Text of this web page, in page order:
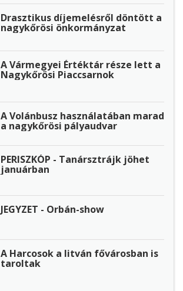
Drasztikus díjemelésről döntött a
nagykőrösi önkormányzat
A Vármegyei Értéktár része lett a
Nagykőrösi Piaccsarnok
A Volánbusz használatában marad
a nagykőrösi pályaudvar
PERISZKÓP - Tanársztrájk jöhet
januárban
JEGYZET - Orbán-show
A Harcosok a litván fővárosban is
taroltak